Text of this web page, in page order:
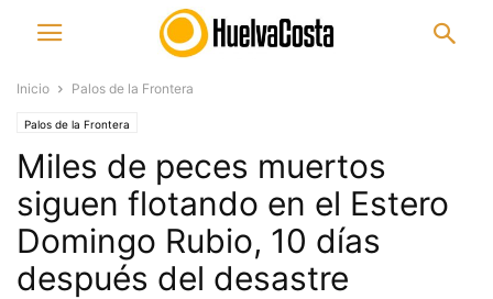
Inicio Palos de la Frontera
Palos de la Frontera
Miles de peces muertos
siguen flotando en el Estero
Domingo Rubio, 10 días
después del desastre